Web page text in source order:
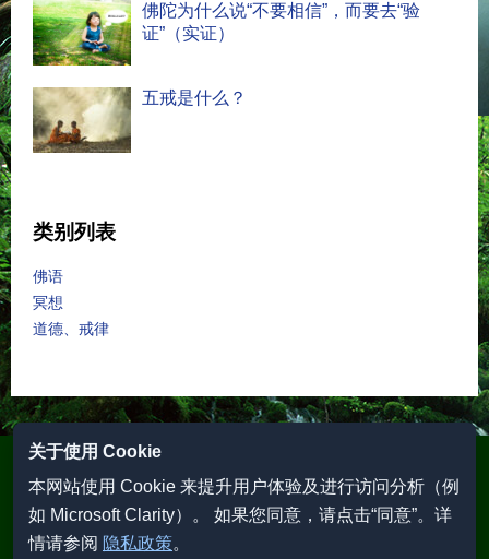
佛陀为什么说“不要相信”，而要去“验
证”（实证）
五戒是什么？
类别列表
佛语
冥想
道德、戒律
联系咨询
关于使用 Cookie
本网站使用 Cookie 来提升用户体验及进行访问分析（例
如 Microsoft Clarity）。 如果您同意，请点击“同意”。详
情请参阅 隐私政策。